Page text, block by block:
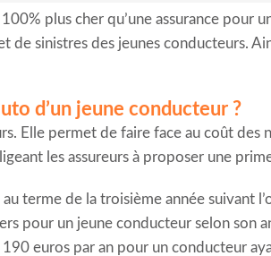
plus cher qu’une assurance pour
de sinistres des jeunes conducteurs.
d’un jeune conducteur ?
Elle permet de faire face au coût des
les assureurs à proposer une
terme de la troisième année suivant
pour un jeune conducteur selon son
euros par an pour un conducteur